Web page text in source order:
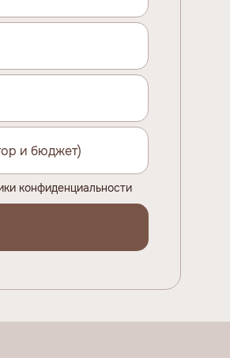
конфиденциальности